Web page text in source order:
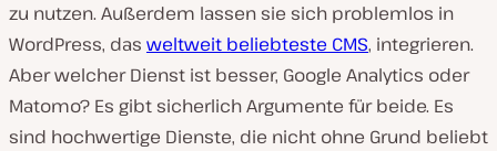
zu nutzen. Außerdem lassen sie sich problemlos in
WordPress, das weltweit beliebteste CMS, integrieren.
Aber welcher Dienst ist besser, Google Analytics oder
Matomo? Es gibt sicherlich Argumente für beide. Es
sind hochwertige Dienste, die nicht ohne Grund beliebt